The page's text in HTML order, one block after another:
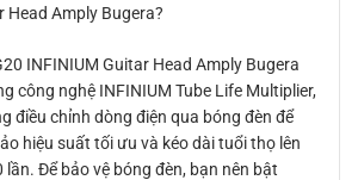
Head Amply Bugera?
INFINIUM Guitar Head Amply Bugera
công nghệ INFINIUM Tube Life Multiplier,
điều chỉnh dòng điện qua bóng đèn để
hiệu suất tối ưu và kéo dài tuổi thọ lên
lần. Để bảo vệ bóng đèn, bạn nên bật